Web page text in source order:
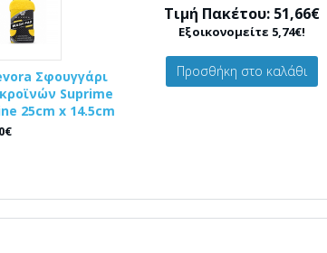
Σφουγγάρι
Suprime
25cm x 14.5cm
Τιμή Πακέτου: 51,66€
Εξοικονομείτε 5,74€!
Προσθήκη στο καλάθι